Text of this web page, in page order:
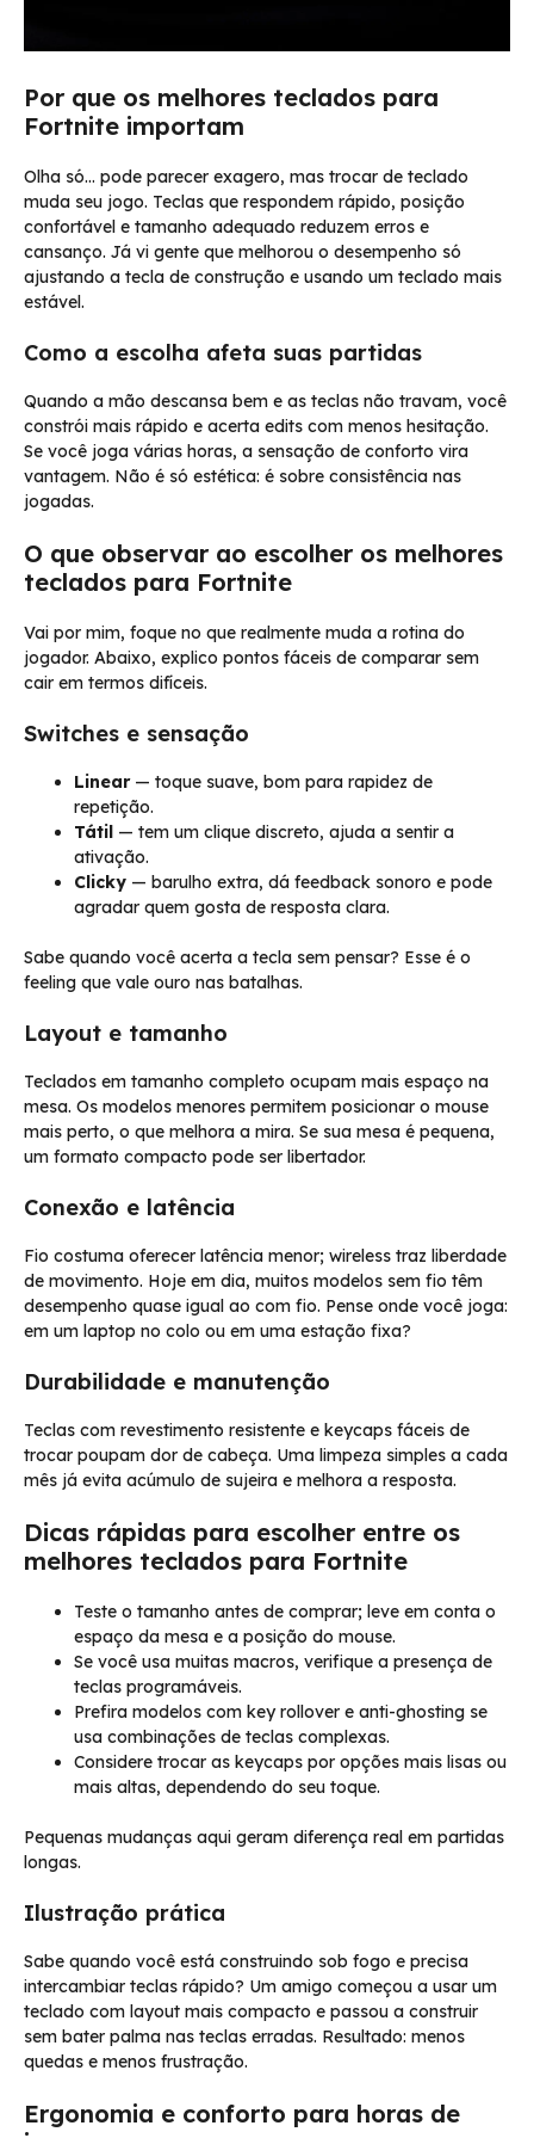
Por que os melhores teclados para
Fortnite importam
Olha só… pode parecer exagero, mas trocar de teclado
muda seu jogo. Teclas que respondem rápido, posição
confortável e tamanho adequado reduzem erros e
cansanço. Já vi gente que melhorou o desempenho só
ajustando a tecla de construção e usando um teclado mais
estável.
Como a escolha afeta suas partidas
Quando a mão descansa bem e as teclas não travam, você
constrói mais rápido e acerta edits com menos hesitação.
Se você joga várias horas, a sensação de conforto vira
vantagem. Não é só estética: é sobre consistência nas
jogadas.
O que observar ao escolher os melhores
teclados para Fortnite
Vai por mim, foque no que realmente muda a rotina do
jogador. Abaixo, explico pontos fáceis de comparar sem
cair em termos difíceis.
Switches e sensação
Linear— toque suave, bom para rapidez de
repetição.
Tátil — tem um clique discreto, ajuda a sentir a
ativação.
Clicky — barulho extra, dá feedback sonoro e pode
agradar quem gosta de resposta clara.
Sabe quando você acerta a tecla sem pensar? Esse é o
feeling que vale ouro nas batalhas.
Layout e tamanho
Teclados em tamanho completo ocupam mais espaço na
mesa. Os modelos menores permitem posicionar o mouse
mais perto, o que melhora a mira. Se sua mesa é pequena,
um formato compacto pode ser libertador.
Conexão e latência
Fio costuma oferecer latência menor; wireless traz liberdade
de movimento. Hoje em dia, muitos modelos sem fio têm
desempenho quase igual ao com fio. Pense onde você joga:
em um laptop no colo ou em uma estação fixa?
Durabilidade e manutenção
Teclas com revestimento resistente e keycaps fáceis de
trocar poupam dor de cabeça. Uma limpeza simples a cada
mês já evita acúmulo de sujeira e melhora a resposta.
Dicas rápidas para escolher entre os
melhores teclados para Fortnite
Teste o tamanho antes de comprar; leve em conta o
espaço da mesa e a posição do mouse.
Se você usa muitas macros, verifique a presença de
teclas programáveis.
Prefira modelos com key rollover e anti-ghosting se
usa combinações de teclas complexas.
Considere trocar as keycaps por opções mais lisas ou
mais altas, dependendo do seu toque.
Pequenas mudanças aqui geram diferença real em partidas
longas.
Ilustração prática
Sabe quando você está construindo sob fogo e precisa
intercambiar teclas rápido? Um amigo começou a usar um
teclado com layout mais compacto e passou a construir
sem bater palma nas teclas erradas. Resultado: menos
quedas e menos frustração.
Ergonomia e conforto para horas de